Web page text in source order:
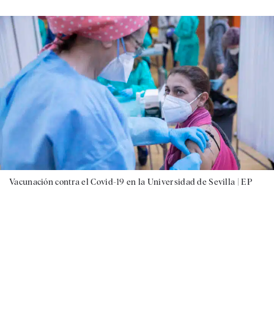
Vacunación contra el Covid-19 en la Universidad de Sevilla |EP